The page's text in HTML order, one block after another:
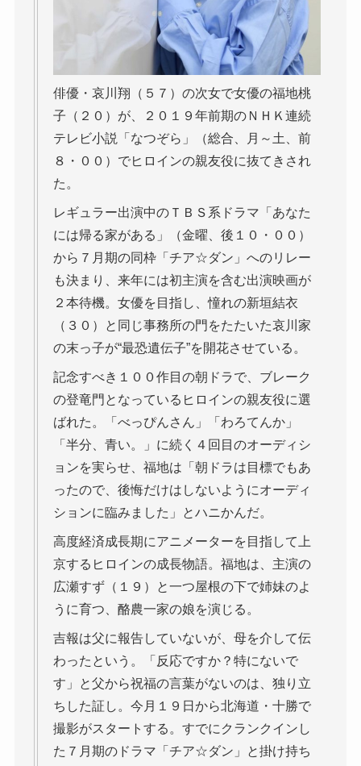
俳優・哀川翔（５７）の次女で女優の福地桃
子（２０）が、２０１９年前期のＮＨＫ連続
テレビ小説「なつぞら」（総合、月～土、前
８・００）でヒロインの親友役に抜てきされ
た。
レギュラー出演中のＴＢＳ系ドラマ「あなた
には帰る家がある」（金曜、後１０・００）
から７月期の同枠「チア☆ダン」へのリレー
も決まり、来年には初主演を含む出演映画が
２本待機。女優を目指し、憧れの新垣結衣
（３０）と同じ事務所の門をたたいた哀川家
の末っ子が“最恐遺伝子”を開花させている。
記念すべき１００作目の朝ドラで、ブレーク
の登竜門となっているヒロインの親友役に選
ばれた。「べっぴんさん」「わろてんか」
「半分、青い。」に続く４回目のオーディシ
ョンを実らせ、福地は「朝ドラは目標でもあ
ったので、後悔だけはしないようにオーディ
ションに臨みました」とハニかんだ。
高度経済成長期にアニメーターを目指して上
京するヒロインの成長物語。福地は、主演の
広瀬すず（１９）と一つ屋根の下で姉妹のよ
うに育つ、酪農一家の娘を演じる。
吉報は父に報告していないが、母を介して伝
わったという。「反応ですか？特にないで
す」と父から祝福の言葉がないのは、独り立
ちした証し。今月１９日から北海道・十勝で
撮影がスタートする。すでにクランクインし
た７月期のドラマ「チア☆ダン」と掛け持ち